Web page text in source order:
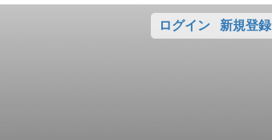
ログイン 新規登録